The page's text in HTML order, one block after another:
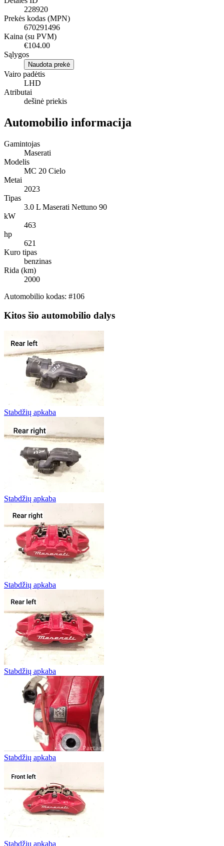
228920
Prekės kodas (MPN)
670291496
Kaina (su PVM)
€104.00
Sąlygos
Naudota prekė
Vairo padėtis
LHD
Atributai
dešinė priekis
Automobilio informacija
Gamintojas
Maserati
Modelis
MC 20 Cielo
Metai
2023
Tipas
3.0 L Maserati Nettuno 90
kW
463
hp
621
Kuro tipas
benzinas
Rida (km)
2000
Automobilio kodas: #106
Kitos šio automobilio dalys
Stabdžių apkaba
Stabdžių apkaba
Stabdžių apkaba
Stabdžių apkaba
Stabdžių apkaba
Stabdžių apkaba